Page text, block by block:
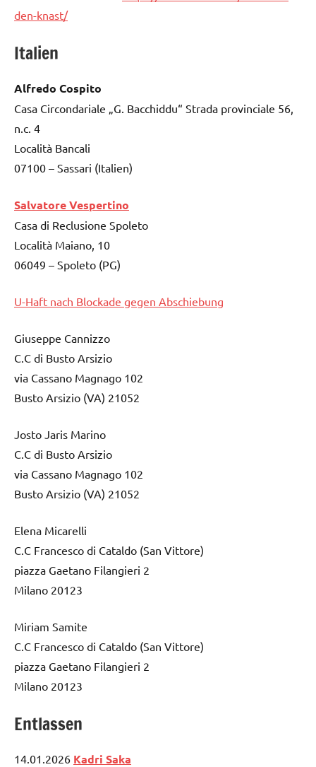
den-knast/
Italien
Alfredo Cospito
Casa Circondariale „G. Bacchiddu“ Strada provinciale 56,
n.c. 4
Località Bancali
07100 – Sassari (Italien)
Salvatore Vespertino
Casa di Reclusione Spoleto
Località Maiano, 10
06049 – Spoleto (PG)
U-Haft nach Blockade gegen Abschiebung
Giuseppe Cannizzo
C.C di Busto Arsizio
via Cassano Magnago 102
Busto Arsizio (VA) 21052
Josto Jaris Marino
C.C di Busto Arsizio
via Cassano Magnago 102
Busto Arsizio (VA) 21052
Elena Micarelli
C.C Francesco di Cataldo (San Vittore)
piazza Gaetano Filangieri 2
Milano 20123
Miriam Samite
C.C Francesco di Cataldo (San Vittore)
piazza Gaetano Filangieri 2
Milano 20123
Entlassen
14.01.2026 Kadri Saka